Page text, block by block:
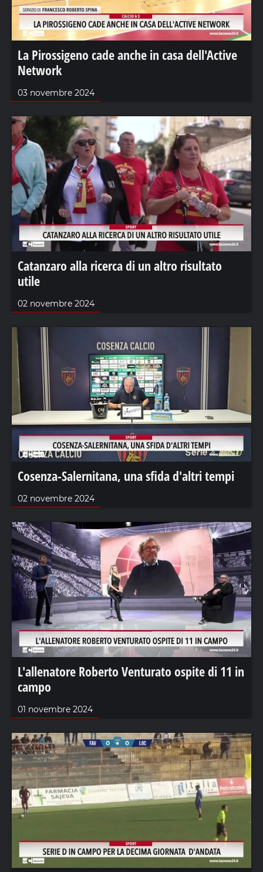
La Pirossigeno cade anche in casa dell'Active
Network
03 novembre 2024
Catanzaro alla ricerca di un altro risultato
utile
02 novembre 2024
Cosenza-Salernitana, una sfida d'altri tempi
02 novembre 2024
L'allenatore Roberto Venturato ospite di 11 in
campo
01 novembre 2024